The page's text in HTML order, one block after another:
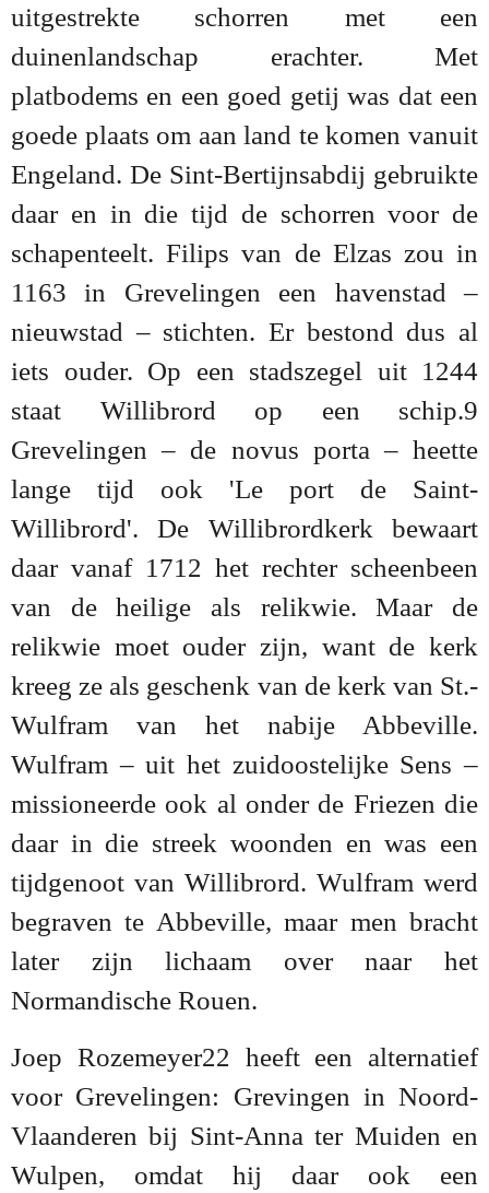
uitgestrekte schorren met een
duinenlandschap erachter. Met
platbodems en een goed getij was dat een
goede plaats om aan land te komen vanuit
Engeland. De Sint-Bertijnsabdij gebruikte
daar en in die tijd de schorren voor de
schapenteelt. Filips van de Elzas zou in
1163 in Grevelingen een havenstad –
nieuwstad – stichten. Er bestond dus al
iets ouder. Op een stadszegel uit 1244
staat Willibrord op een schip.9
Grevelingen – de novus porta – heette
lange tijd ook 'Le port de Saint-
Willibrord'. De Willibrordkerk bewaart
daar vanaf 1712 het rechter scheenbeen
van de heilige als relikwie. Maar de
relikwie moet ouder zijn, want de kerk
kreeg ze als geschenk van de kerk van St.-
Wulfram van het nabije Abbeville.
Wulfram – uit het zuidoostelijke Sens –
missioneerde ook al onder de Friezen die
daar in die streek woonden en was een
tijdgenoot van Willibrord. Wulfram werd
begraven te Abbeville, maar men bracht
later zijn lichaam over naar het
Normandische Rouen.
Joep Rozemeyer22 heeft een alternatief
voor Grevelingen: Grevingen in Noord-
Vlaanderen bij Sint-Anna ter Muiden en
Wulpen, omdat hij daar ook een